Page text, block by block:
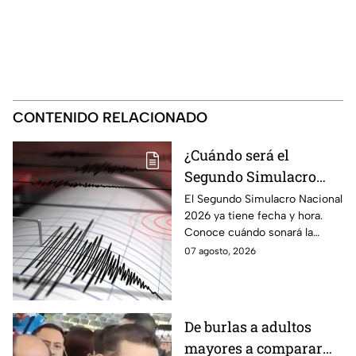
CONTENIDO RELACIONADO
¿Cuándo será el
Segundo Simulacro
Nacional 2026? A esta
hora sonará la alerta
sísmica
El Segundo Simulacro Nacional
2026 ya tiene fecha y hora.
Conoce cuándo sonará la
alerta sísmica y qué ocurrirá
07 agosto, 2026
De burlas a adultos
mayores a comparar